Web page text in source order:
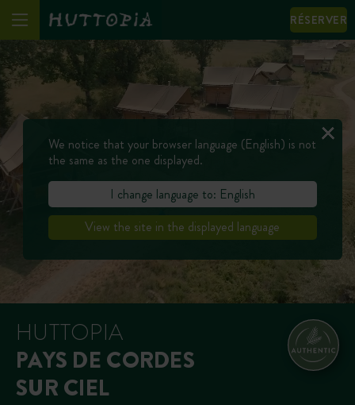
RÉSERVER
HUTTOPIA
PAYS DE CORDES
SUR CIEL
We notice that your browser language (English) is not
the same as the one displayed.
I change language to: English
View the site in the displayed language